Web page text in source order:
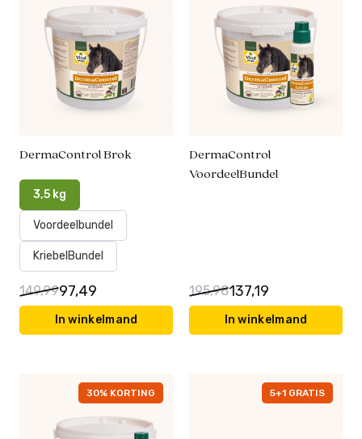
DermaControl Brok
3,5 kg
Voordeelbundel
KriebelBundel
149,9997,49
In winkelmand
DermaControl
VoordeelBundel
195,98137,19
In winkelmand
30% KORTING 5+1 GRATIS